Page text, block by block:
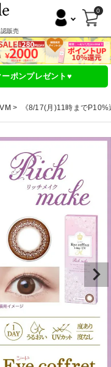
販売
0
ポンプレゼント♥
《8/17(月)11時まで